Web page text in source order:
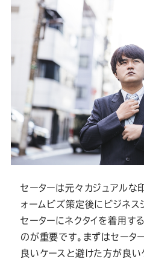
セーターは元々カジュアルな
ォームビズ策定後にビジネス
セーターにネクタイを着用す
のが重要です。まずはセータ
良いケースと避けた方が良い